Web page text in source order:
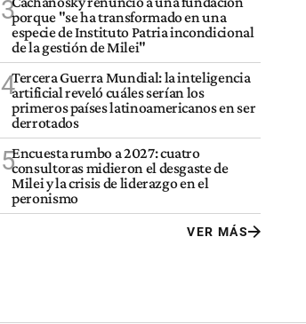
3porque "se ha transformado en una
especie de Instituto Patria incondicional
de la gestión de Milei"
4Tercera Guerra Mundial: la inteligencia
artificial reveló cuáles serían los
primeros países latinoamericanos en ser
derrotados
5Encuesta rumbo a 2027: cuatro
consultoras midieron el desgaste de
Milei y la crisis de liderazgo en el
peronismo
VER MÁS